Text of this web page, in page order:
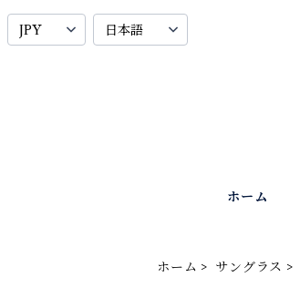
ホーム
ホーム サングラス